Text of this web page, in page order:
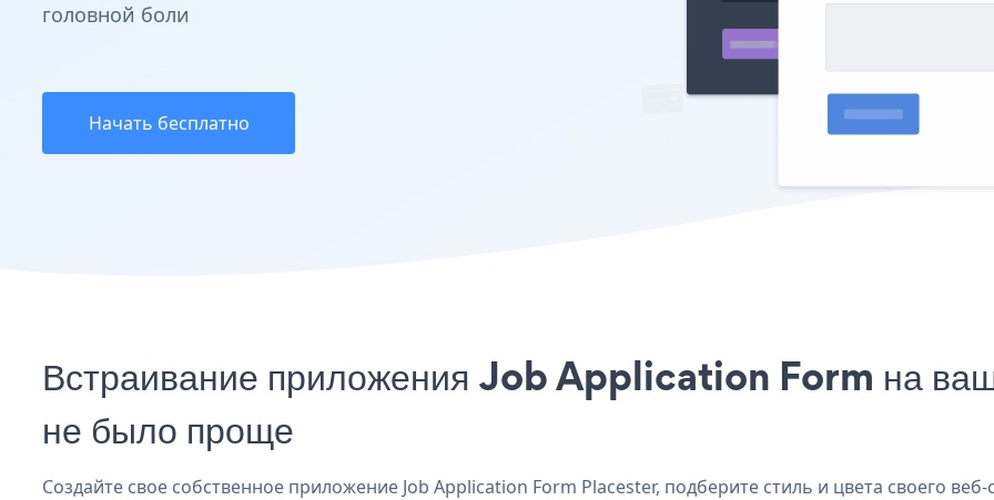
головной боли
Начать бесплатно
Встраивание приложения Job Application Form на
не было проще
Создайте свое собственное приложение Job Application Form Placester, подберите стиль и цвета своего